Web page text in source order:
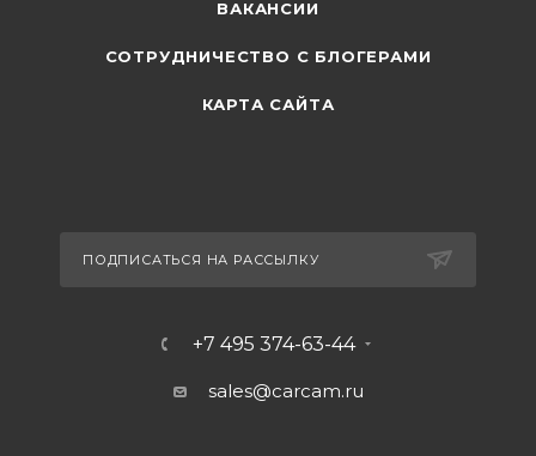
ВАКАНСИИ
СОТРУДНИЧЕСТВО С БЛОГЕРАМИ
КАРТА САЙТА
ПОДПИСАТЬСЯ НА РАССЫЛКУ
+7 495 374-63-44
sales@carcam.ru